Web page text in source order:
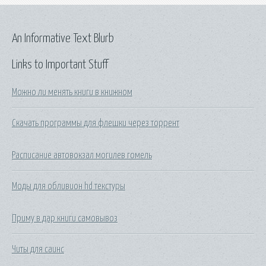
Links to Important Stuff
Можно ли менять книги в книжном
Скачать программы для флешки через торрент
Расписание автовокзал могилев гомель
Моды для обливион hd текстуры
Приму в дар книги самовывоз
Читы для саинс
An Informative Text Blurb